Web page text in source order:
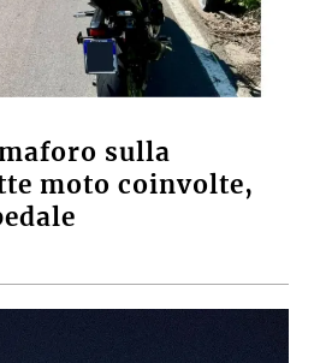
sulla
moto coinvolte,